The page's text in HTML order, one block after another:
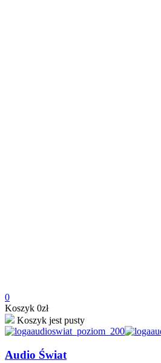
0
Koszyk 0zł
Koszyk jest pusty
Audio Świat